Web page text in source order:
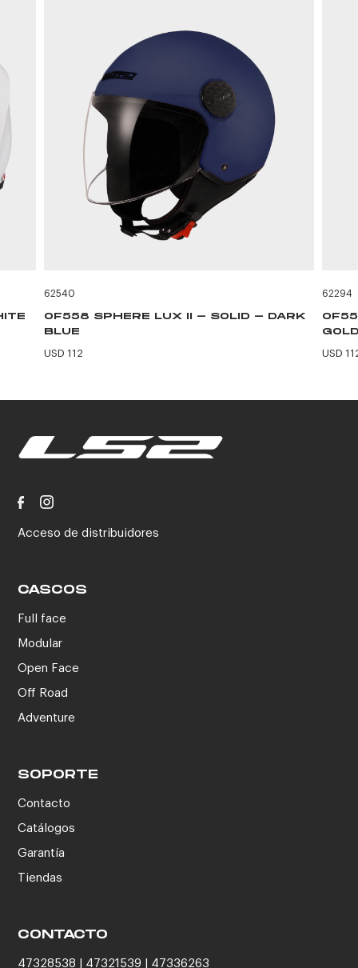
62540
OF558 SPHERE LUX II - SOLID - DARK
BLUE
USD 112
62294
USD
Acceso de distribuidores
CASCOS
Full face
Modular
Open Face
Off Road
Adventure
SOPORTE
Contacto
Catálogos
Garantía
Tiendas
CONTACTO
47328538 | 47321539 | 47336263